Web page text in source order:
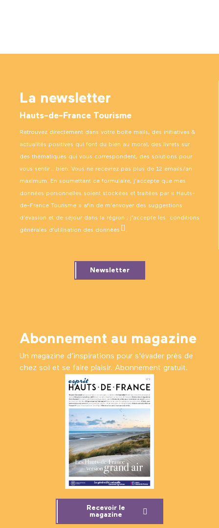
La newsletter
Hauts-de-France Tourisme
Retrouvez directement dans votre boîte mails, des initiatives &
actualités positives qui font du bien au moral, des livrets sur
des thématiques qui vous correspondent, des solutions pour
vous sentir… bien. Vous ne recevrez pas plus de 12 emails/an
maximum. En soumettant ce formulaire, j’accepte que mes
données personnelles soient stockées et traitées par « Hauts-
de-France Tourisme » afin de m’envoyer des suggestions
d’évasion et de séjour dans la région ; j’accepte les conditions
générales d’utilisation des données .
Newsletter
Abonnement au magazine
Un magazine d’inspirations pour s'évader près de
chez soi et se faire plaisir. Abonnement gratuit.
Recevoir le
magazine